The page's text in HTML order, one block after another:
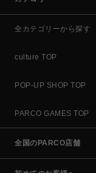
全カテゴリーから探す
culture TOP
POP-UP SHOP TOP
PARCO GAMES TOP
全国のPARCO店舗